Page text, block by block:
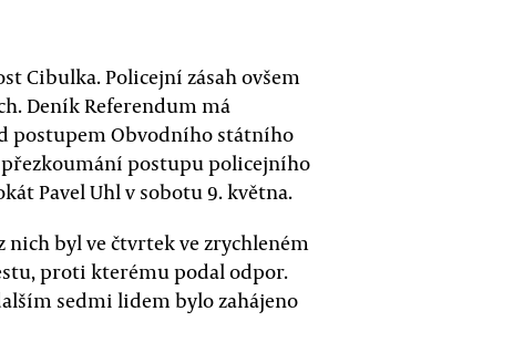
Cibulka. Policejní zásah ovšem
Deník Referendum má
postupem Obvodního státního
přezkoumání postupu policejního
Pavel Uhl v sobotu 9. května.
nich byl ve čtvrtek ve zrychleném
proti kterému podal odpor.
sedmi lidem bylo zahájeno